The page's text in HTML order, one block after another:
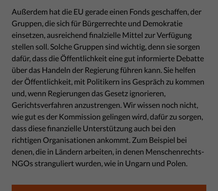
Außerdem hat die EU gerade einen Fonds geschaffen, der
Gruppen, die sich für Bürgerrechte und Demokratie
einsetzen, ausreichend finalzielle Mittel zur Verfügung
stellen soll. Solche Gruppen sind wichtig, denn sie sorgen
dafür, dass die Öffentlichkeit eine gut informierte Debatte
über das Handeln der Regierung führen kann. Sie helfen
der Öffentlichkeit, mit Politikern ins Gespräch zu kommen
und, wenn Regierungen das Gesetz ignorieren,
Gerichtsverfahren anzustrengen. Wir wissen noch nicht,
wie gut es der Kommission gelingen wird, dafür zu sorgen,
dass diese finanzielle Unterstützung auch bei den
richtigen Organisationen ankommt. Zum Beispiel bei
denen, die in Ländern arbeiten, in denen Menschenrechts-
NGOs stranguliert wurden, wie in Ungarn und Polen.